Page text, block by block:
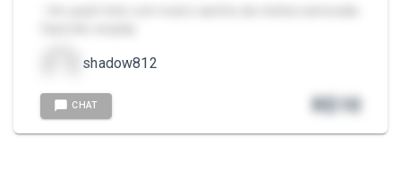
shadow812
CHAT R$10